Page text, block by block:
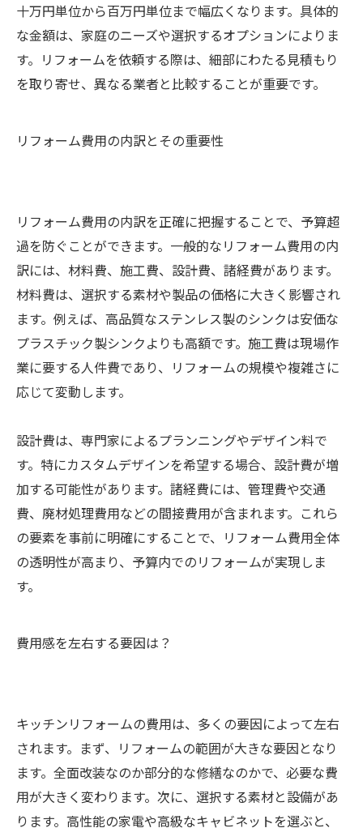
十万円単位から百万円単位まで幅広くなります。具体的
な金額は、家庭のニーズや選択するオプションによりま
す。リフォームを依頼する際は、細部にわたる見積もり
を取り寄せ、異なる業者と比較することが重要です。
リフォーム費用の内訳とその重要性
リフォーム費用の内訳を正確に把握することで、予算超
過を防ぐことができます。一般的なリフォーム費用の内
訳には、材料費、施工費、設計費、諸経費があります。
材料費は、選択する素材や製品の価格に大きく影響され
ます。例えば、高品質なステンレス製のシンクは安価な
プラスチック製シンクよりも高額です。施工費は現場作
業に要する人件費であり、リフォームの規模や複雑さに
応じて変動します。
設計費は、専門家によるプランニングやデザイン料で
す。特にカスタムデザインを希望する場合、設計費が増
加する可能性があります。諸経費には、管理費や交通
費、廃材処理費用などの間接費用が含まれます。これら
の要素を事前に明確にすることで、リフォーム費用全体
の透明性が高まり、予算内でのリフォームが実現しま
す。
費用感を左右する要因は？
キッチンリフォームの費用は、多くの要因によって左右
されます。まず、リフォームの範囲が大きな要因となり
ます。全面改装なのか部分的な修繕なのかで、必要な費
用が大きく変わります。次に、選択する素材と設備があ
ります。高性能の家電や高級なキャビネットを選ぶと、